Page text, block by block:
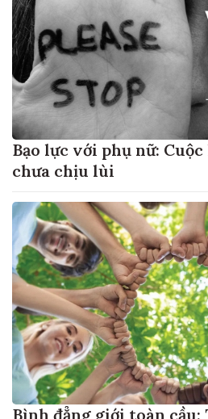
Bạo lực với phụ nữ:
chưa chịu lùi
Bình đẳng giới toàn cầu: